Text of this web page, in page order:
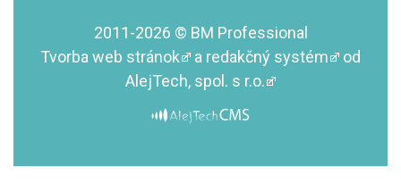
2011-2026 © BM Professional
Tvorba web stránok
a redakčný systém
od
AlejTech, spol. s r.o.